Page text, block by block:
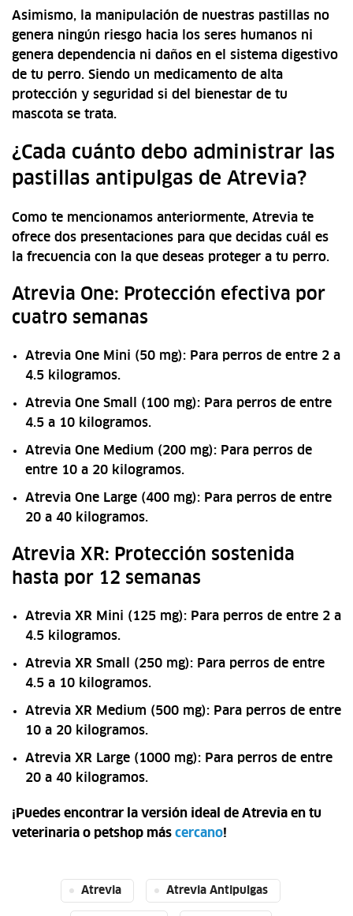
Asimismo, la manipulación de nuestras pastillas no
genera ningún riesgo hacia los seres humanos ni
genera dependencia ni daños en el sistema digestivo
de tu perro. Siendo un medicamento de alta
protección y seguridad si del bienestar de tu
mascota se trata.
¿Cada cuánto debo administrar las
pastillas antipulgas de Atrevia?
Como te mencionamos anteriormente, Atrevia te
ofrece dos presentaciones para que decidas cuál es
la frecuencia con la que deseas proteger a tu perro.
Atrevia One: Protección efectiva por
cuatro semanas
Atrevia One Mini (50 mg): Para perros de entre 2 a
4.5 kilogramos.
Atrevia One Small (100 mg): Para perros de entre
4.5 a 10 kilogramos.
Atrevia One Medium (200 mg): Para perros de
entre 10 a 20 kilogramos.
Atrevia One Large (400 mg): Para perros de entre
20 a 40 kilogramos.
Atrevia XR: Protección sostenida
hasta por 12 semanas
Atrevia XR Mini (125 mg): Para perros de entre 2 a
4.5 kilogramos.
Atrevia XR Small (250 mg): Para perros de entre
4.5 a 10 kilogramos.
Atrevia XR Medium (500 mg): Para perros de entre
10 a 20 kilogramos.
Atrevia XR Large (1000 mg): Para perros de entre
20 a 40 kilogramos.
¡Puedes encontrar la versión ideal de Atrevia en tu
veterinaria o petshop más cercano!
Atrevia Atrevia Antipulgas